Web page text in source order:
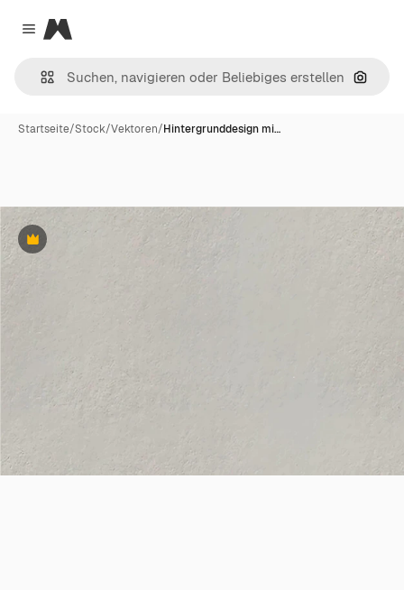
Close menu
Magnific
Nach
Startseite/Stock/Vektoren/Hintergrunddesign mi…
Premium